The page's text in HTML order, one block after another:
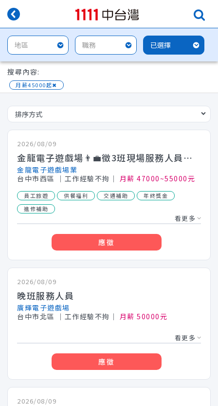
搜尋內容:
月薪45000起✖
2026/08/09
金龍電子遊戲場👨‍💼徵3班現場服務人員👩‍💼✨福利佳(需附照片.自傳)
金龍電子遊戲場業
台中市西區
│工作經驗不拘│ 月薪 47000~55000元
員工旅遊 供餐福利 交通補助
年終獎金
進修補助
看更多
應徵
2026/08/09
晚班服務人員
廣輝電子遊戲場
台中市北區
│工作經驗不拘│ 月薪 50000元
看更多
應徵
2026/08/09